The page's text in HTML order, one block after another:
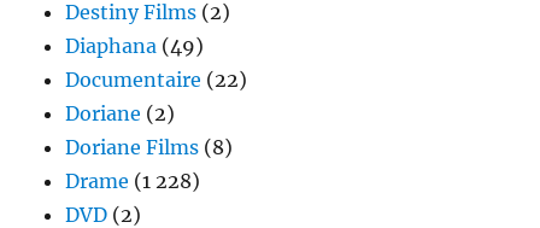
Destiny Films (2)
Diaphana (49)
Documentaire (22)
Doriane (2)
Doriane Films (8)
Drame (1 228)
DVD (2)